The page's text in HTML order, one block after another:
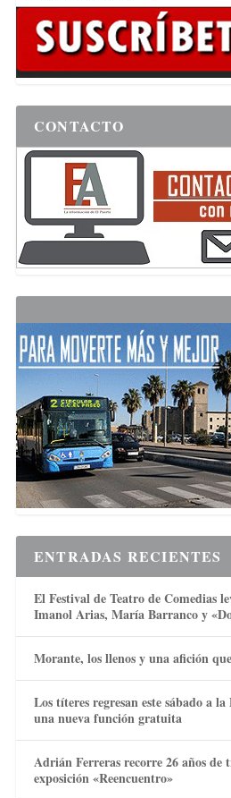
CONTACTO
ENTRADAS RECIENTES
El Festival de Teatro de Comedias
Imanol Arias, María Barranco y
Morante, los llenos y una afición
Los títeres regresan este sábado a
una nueva función gratuita
Adrián Ferreras recorre 26 años de
exposición «Reencuentro»